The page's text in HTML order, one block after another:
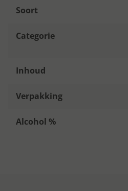
Soort
Categorie
Inhoud
Verpakking
Alcohol %